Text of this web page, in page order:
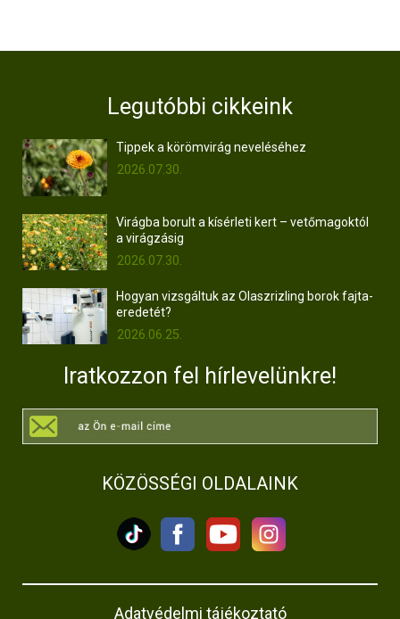
Legutóbbi cikkeink
Tippek a körömvirág neveléséhez
2026.07.30.
Virágba borult a kísérleti kert – vetőmagoktól
a virágzásig
2026.07.30.
Hogyan vizsgáltuk az Olaszrizling borok fajta-
eredetét?
2026.06.25.
Iratkozzon fel hírlevelünkre!
KÖZÖSSÉGI OLDALAINK
Adatvédelmi tájékoztató